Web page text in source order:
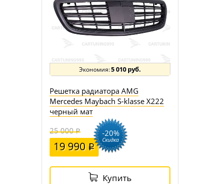
5 010 руб.
Решетка радиатора AMG
Mercedes Maybach S-klasse X222
черный мат
25 000
19 990
-20%
Скидка
Купить